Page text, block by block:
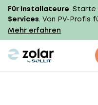
Für Installateure: Starte
Services. Von PV-Profis
Mehr erfahren
zolar logo